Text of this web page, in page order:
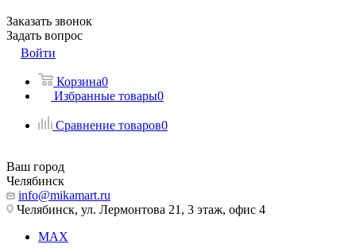
Заказать звонок
Задать вопрос
Войти
Корзина0
Избранные товары0
Сравнение товаров0
Ваш город
Челябинск
info@mikamart.ru
Челябинск, ул. Лермонтова 21, 3 этаж, офис 4
MAX